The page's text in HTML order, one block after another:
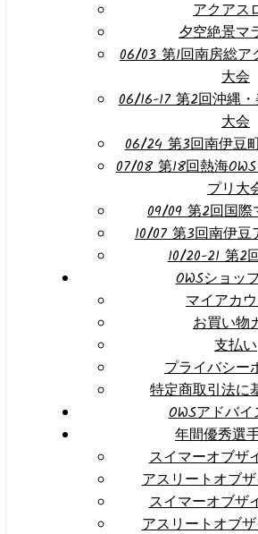
アクアス
夕空絶景マ
06/03 第1回南房総
大会
06/16-17 第2回沖縄
大会
06/24 第3回南伊豆
07/08 第18回熱海
プリ大
09/09 第2回国際
10/07 第3回南伊豆
10/20-21 第2
OWSショッ
マイアカ
お買い物
支払い
プライバシー
特定商取引法に
OWSアドバイ
年間優秀選
スイマーオブザ
アスリートオブ
スイマーオブザ
アスリートオブ